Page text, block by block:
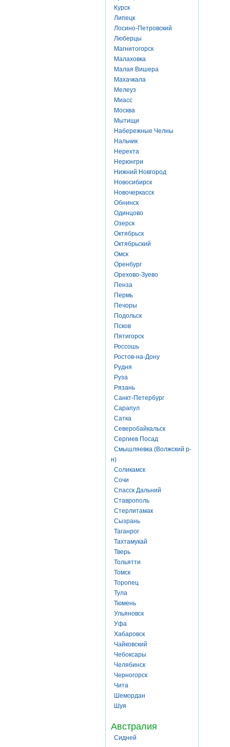
Курск
Липецк
Лосино-Петровский
Люберцы
Магнитогорск
Малаховка
Малая Вишера
Махачкала
Мелеуз
Миасс
Москва
Мытищи
Набережные Челны
Нальчик
Нерехта
Нерюнгри
Нижний Новгород
Новосибирск
Новочеркасск
Обнинск
Одинцово
Озерск
Октябрьск
Октябрьский
Омск
Оренбург
Орехово-Зуево
Пенза
Пермь
Печоры
Подольск
Псков
Пятигорск
Россошь
Ростов-на-Дону
Рудня
Руза
Рязань
Санкт-Петербург
Сарапул
Сатка
Северобайкальск
Сергиев Посад
Смышляевка (Волжский р-
н)
Соликамск
Сочи
Спасск Дальний
Ставрополь
Стерлитамак
Сызрань
Таганрог
Тахтамукай
Тверь
Тольятти
Томск
Торопец
Тула
Тюмень
Ульяновск
Уфа
Хабаровск
Чайковский
Чебоксары
Челябинск
Черногорск
Чита
Шемордан
Шуя
Австралия
Сидней